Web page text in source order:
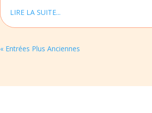
LIRE LA SUITE...
« Entrées Plus Anciennes